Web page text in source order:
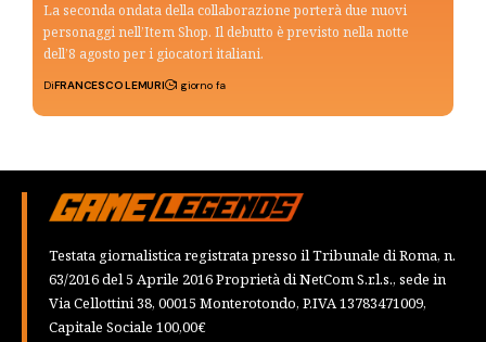
La seconda ondata della collaborazione porterà due nuovi
personaggi nell’Item Shop. Il debutto è previsto nella notte
dell’8 agosto per i giocatori italiani.
DiFRANCESCO LEMURI 1 giorno fa
Testata giornalistica registrata presso il Tribunale di Roma, n.
63/2016 del 5 Aprile 2016 Proprietà di NetCom S.r.l.s., sede in
Via Cellottini 38, 00015 Monterotondo, P.IVA 13783471009,
Capitale Sociale 100,00€